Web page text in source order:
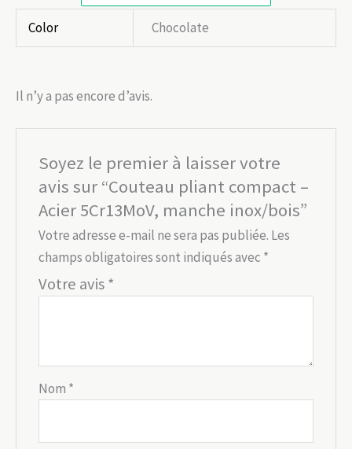
Color Chocolate
Il n’y a pas encore d’avis.
Soyez le premier à laisser votre
avis sur “Couteau pliant compact –
Acier 5Cr13MoV, manche inox/bois”
Votre adresse e-mail ne sera pas publiée. Les
champs obligatoires sont indiqués avec *
Votre avis*
Nom *